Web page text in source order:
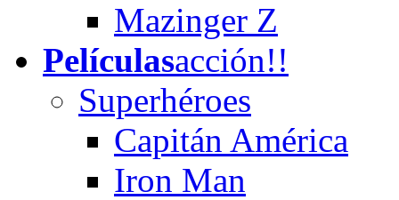
Mazinger Z
Películasacción!!
Superhéroes
Capitán América
Iron Man